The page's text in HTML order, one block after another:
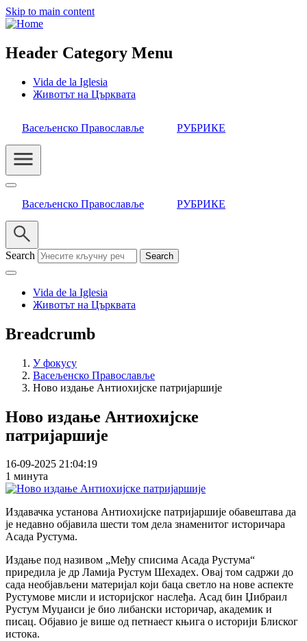
Skip to main content
Header Category Menu
Vida de la Iglesia
Животът на Църквата
Васељенско Православље РУБРИКЕ
Васељенско Православље РУБРИКЕ
Search
Vida de la Iglesia
Животът на Църквата
Breadcrumb
У фокусу
Васељенско Православље
Ново издање Антиохијске патријаршије
Ново издање Антиохијске
патријаршије
16-09-2025 21:04:19
1 минута
Издавачка установа Антиохијске патријаршије обавештава да
је недавно објавила шести том дела знаменитог историчара
Асада Рустума.
Издање под називом „Међу списима Асада Рустума“
приредила је др Ламија Рустум Шехадех. Овај том садржи до
сада необјављени материјал који баца светло на нове аспекте
Рустумове мисли и историјског наслеђа. Асад бин Џибраил
Рустум Муџаиси је био либански историчар, академик и
писац. Објавио је више од петнаест књига о историји Блиског
истока.